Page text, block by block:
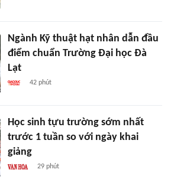
Ngành Kỹ thuật hạt nhân dẫn đầu
điểm chuẩn Trường Đại học Đà
Lạt
42 phút
Học sinh tựu trường sớm nhất
trước 1 tuần so với ngày khai
giảng
29 phút